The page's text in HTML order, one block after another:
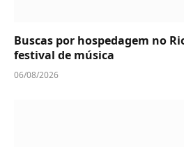
Buscas por hospedagem no
festival de música
06/08/2026